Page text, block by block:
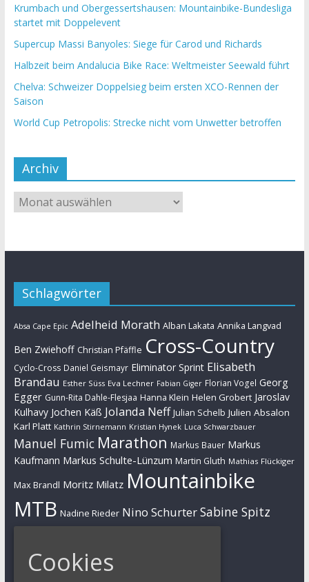
Krumbach und Obergessertshausen: Mountainbike-Bundesliga
startet mit Doppelevent
Supercup Massi Banyoles: Siege für Carod und Richards
Halbzeit beim Andalucia Bike Race: Weltmeister Seewald führt
Chelva: Schweizer Doppelsieg beim ersten XCO-Rennen der
Saison
World Cup Petropolis: Strecke nicht vom Unwetter betroffen
Archiv
Schlagwörter
Absa Cape Epic Adelheid Morath Alban Lakata Annika Langvad
Ben Zwiehoff Christian Pfäffle Cross-Country
Cyclo-Cross Daniel Geismayr Eliminator Sprint Elisabeth
Brandau Esther Süss Eva Lechner Fabian Giger Florian Vogel Georg
Egger Gunn-Rita Dahle-Flesjaa Hanna Klein Helen Grobert Jaroslav
Kulhavy Jochen Käß Jolanda Neff Julian Schelb Julien Absalon
Karl Platt Kathrin Stirnemann Kristian Hynek Luca Schwarzbauer
Manuel Fumic Marathon Markus Bauer Markus
Kaufmann Markus Schulte-Lünzum Martin Gluth Mathias Flückiger
Max Brandl Moritz Milatz Mountainbike
MTB Nadine Rieder Nino SchurterSabine Spitz
Simon Stiebjahn
Cookies